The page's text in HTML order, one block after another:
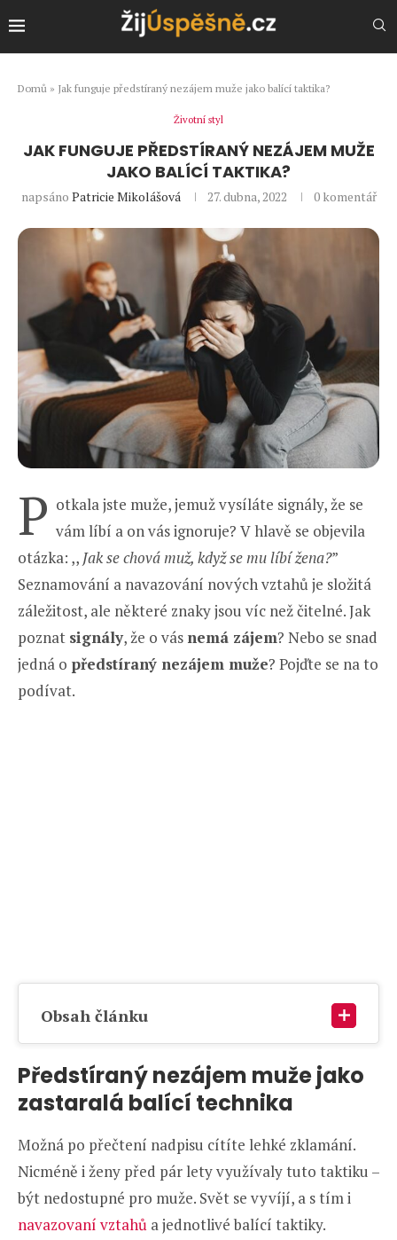
Domů » Jak funguje předstíraný nezájem muže jako balící taktika?
Životní styl
JAK FUNGUJE PŘEDSTÍRANÝ NEZÁJEM MUŽE
JAKO BALÍCÍ TAKTIKA?
napsáno Patricie Mikolášová 27. dubna, 2022 0 komentář
P otkala jste muže, jemuž vysíláte signály, že se
vám líbí a on vás ignoruje? V hlavě se objevila
otázka: ,, Jak se chová muž, když se mu líbí žena?”
Seznamování a navazování nových vztahů je složitá
záležitost, ale některé znaky jsou víc než čitelné. Jak
poznat signály, že o vás nemá zájem? Nebo se snad
jedná o předstíraný nezájem muže? Pojďte se na to
podívat.
Obsah článku
Předstíraný nezájem muže jako
zastaralá balící technika
Možná po přečtení nadpisu cítíte lehké zklamání.
Nicméně i ženy před pár lety využívaly tuto taktiku –
být nedostupné pro muže. Svět se vyvíjí, a s tím i
navazovaní vztahů a jednotlivé balící taktiky.